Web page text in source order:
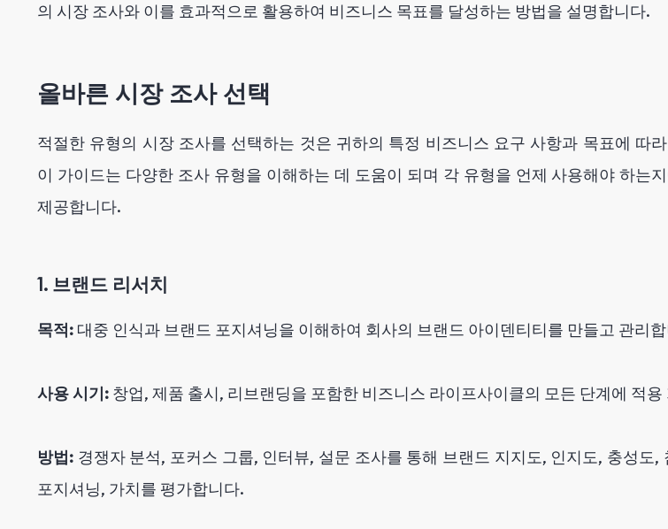
7. 제품 개발
FoxData와 함께 전문적인 앱 마케팅 서비스를 받으세요
의 시장 조사와 이를 효과적으로 활용하여 비즈니스 목표를 달성하는 방법을 설명합니다.
올바른 시장 조사 선택
적절한 유형의 시장 조사를 선택하는 것은 귀하의 특정 비즈니스 요구 사항과 목표에 따
이 가이드는 다양한 조사 유형을 이해하는 데 도움이 되며 각 유형을 언제 사용해야 하는
제공합니다.
1. 브랜드 리서치
목적: 대중 인식과 브랜드 포지셔닝을 이해하여 회사의 브랜드 아이덴티티를 만들고 관리
사용 시기: 창업, 제품 출시, 리브랜딩을 포함한 비즈니스 라이프사이클의 모든 단계에 적용
방법: 경쟁자 분석, 포커스 그룹, 인터뷰, 설문 조사를 통해 브랜드 지지도, 인지도, 충성도,
포지셔닝, 가치를 평가합니다.